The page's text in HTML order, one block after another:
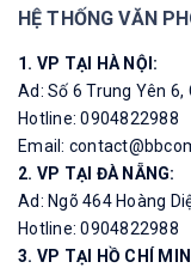
HỆ THỐNG VĂN
1. VP TẠI HÀ NỘI:
Ad: Số 6 Trung Yên 6,
Hotline: 0904822988
Email:
2. VP TẠI ĐÀ NẴNG:
Ad: Ngõ 464 Hoàng
Hotline: 0904822988
3. VP TẠI HỒ CHÍ